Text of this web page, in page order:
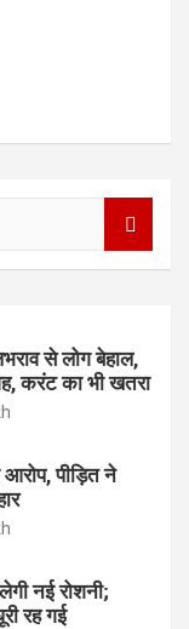
से लोग बेहाल,
करंट का भी खतरा
पीड़ित ने
नई रोशनी;
रह गई